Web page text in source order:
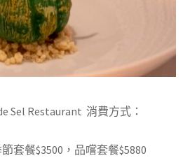
Sel Restaurant 消費方式：
套餐$3500，品嚐套餐$5880